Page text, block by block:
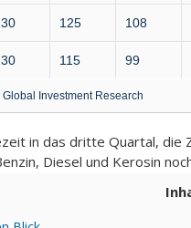
125 108
115 99
Investment Research
in das dritte Quartal, die
Diesel und Kerosin